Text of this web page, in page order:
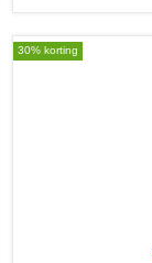
30% korting